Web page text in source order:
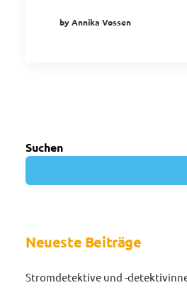
by Annika Vossen
Suchen
Neueste Beiträge
Stromdetektive und -